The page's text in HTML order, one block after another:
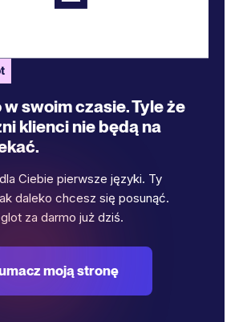
swoim czasie. Tyle że
klienci nie będą na
Ciebie pierwsze języki. Ty
daleko chcesz się posunąć.
za darmo już dziś.
moją stronę